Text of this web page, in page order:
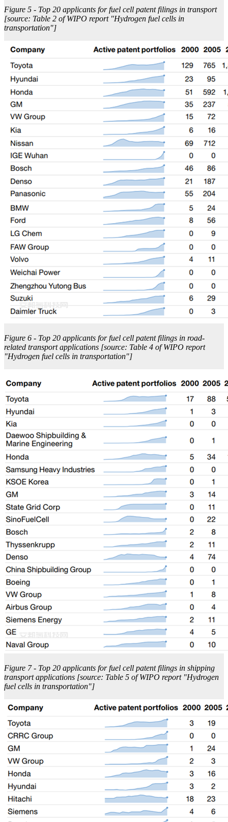
Figure 5 - Top 20 applicants for fuel cell patent filings in transport
[source: Table 2 of WIPO report "Hydrogen fuel cells in
transportation"]
Figure 6 - Top 20 applicants for fuel cell patent filings in road-
related transport applications [source: Table 4 of WIPO report
"Hydrogen fuel cells in transportation"]
Figure 7 - Top 20 applicants for fuel cell patent filings in shipping
transport applications [source: Table 5 of WIPO report "Hydrogen
fuel cells in transportation"]